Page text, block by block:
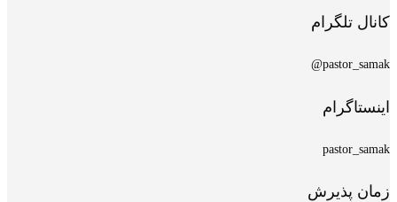
کانال تلگرام
pastor_samak@
اینستاگرام
pastor_samak
زمان پذیرش